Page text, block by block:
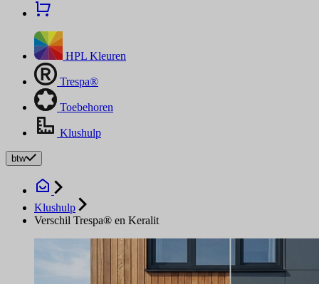
HPL Kleuren
Trespa®
Toebehoren
Klushulp
btw
Klushulp
Verschil Trespa® en Keralit